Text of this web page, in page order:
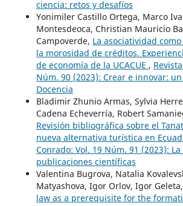
ciencia: retos y desafíos
Yonimiler Castillo Ortega, Marco
Montesdeoca, Christian Mauricio
Campoverde, La asociatividad
la morosidad de créditos.
de economía de la UCACUE ,
Núm. 90 (2023): Crear e innovar:
Docencia
Bladimir Zhunio Armas, Sylvia
Cadena Echeverría, Robert
Revisión bibliográfica sobre el
nueva alternativa turística en
Conrado: Vol. 19 Núm. 91 (2023):
publicaciones científicas
Valentina Bugrova, Natalia
Matyashova, Igor Orlov, Igor Geleta,
law as a prerequisite for the